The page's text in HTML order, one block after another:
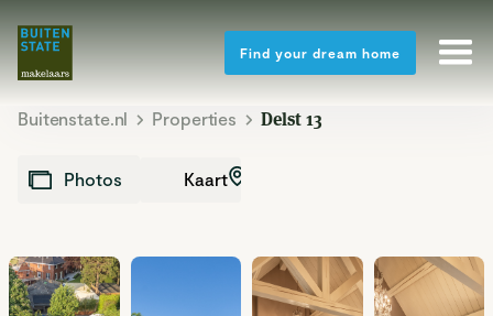
Find your dream home
Buitenstate.nl Properties Delst 13
Photos Kaart